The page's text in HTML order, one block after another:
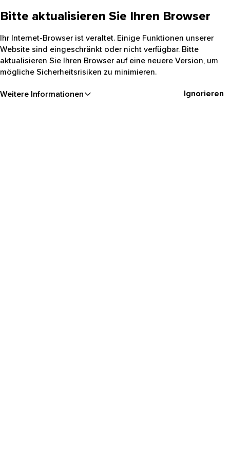
Bitte aktualisieren Sie Ihren Browser
Ihr Internet-Browser ist veraltet. Einige Funktionen unserer
Website sind eingeschränkt oder nicht verfügbar. Bitte
aktualisieren Sie Ihren Browser auf eine neuere Version, um
mögliche Sicherheitsrisiken zu minimieren.
Weitere Informationen Ignorieren